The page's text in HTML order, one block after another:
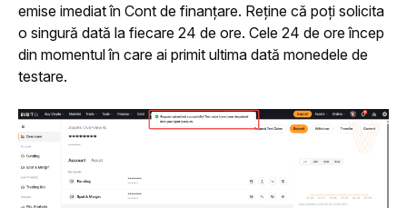
emise imediat în Cont de finanțare. Reține că poți solicita
o singură dată la fiecare 24 de ore. Cele 24 de ore încep
din momentul în care ai primit ultima dată monedele de
testare.